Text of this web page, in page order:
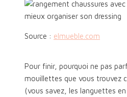
Source : elmueble.com
Pour finir, pourquoi ne pas
mouillettes que vous trouvez
(vous savez, les languettes